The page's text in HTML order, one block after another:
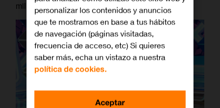
millón de seguidores.
personalizar los contenidos y anuncios
que te mostramos en base a tus hábitos
de navegación (páginas visitadas,
frecuencia de acceso, etc) Si quieres
saber más, echa un vistazo a nuestra
política de cookies.
Aceptar